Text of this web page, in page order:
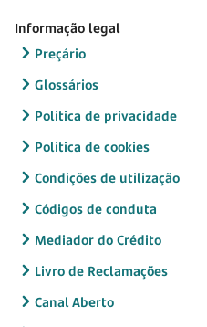
Informação legal
Preçário
Glossários
Política de privacidade
Política de cookies
Condições de utilização
Códigos de conduta
Mediador do Crédito
Livro de Reclamações
Canal Aberto